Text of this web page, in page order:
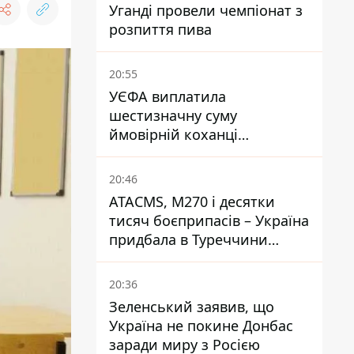
Уганді провели чемпіонат з
розпиття пива
20:55
УЄФА виплатила
шестизначну суму
ймовірній коханці
Інфантіно - The Telegraph
20:46
ATACMS, M270 і десятки
тисяч боєприпасів – Україна
придбала в Туреччини
потужний пакет озброєння
20:36
Зеленський заявив, що
Україна не покине Донбас
заради миру з Росією